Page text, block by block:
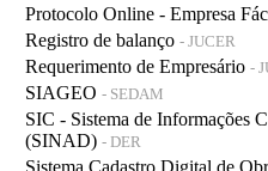
Protocolo Online - Empresa
Registro de balanço - JUCER
Requerimento de Empresário -
SIAGEO - SEDAM
SIC - Sistema de Informações
(SINAD) - DER